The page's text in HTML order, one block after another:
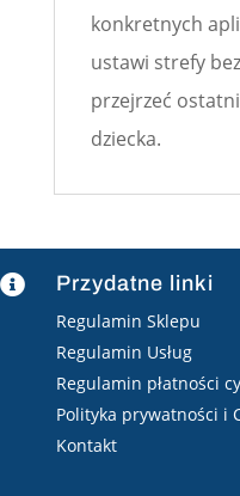
konkretnych
ustawi strefy
przejrzeć
dziecka.
 Przydatne linki
Regulamin Sklepu
Regulamin Usług
Regulamin płatności
Polityka prywatności i
Kontakt